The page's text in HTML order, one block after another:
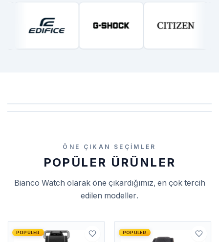
ÖNE ÇIKAN SEÇIMLER
POPÜLER ÜRÜNLER
Bianco Watch olarak öne çıkardığımız, en çok tercih
edilen modeller.
POPÜLER POPÜLER